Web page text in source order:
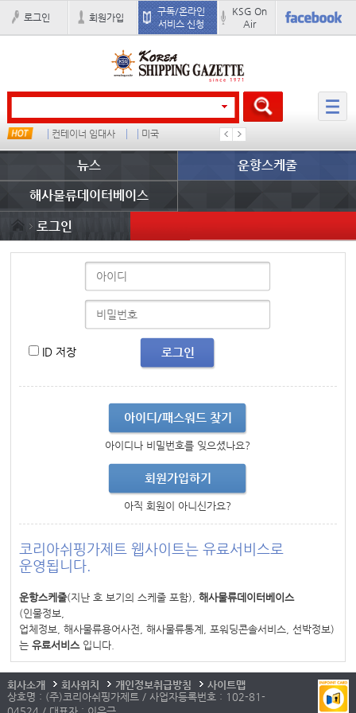
로그인 회원가입
구독/온라인
서비스 신청
KSG On
Air
컨테이너 임대사 미국 배
뉴스 운항스케줄
해사물류데이터베이스
로그인
로그인
ID 저장
아이디/패스워드 찾기
아이디나 비밀번호를 잊으셨나요?
회원가입하기
아직 회원이 아니신가요?
코리아쉬핑가제트 웹사이트는 유료서비스로
운영됩니다.
운항스케줄(지난 호 보기의 스케줄 포함),해사물류데이터베이스
(인물정보,
업체정보, 해사물류용어사전, 해사물류통계, 포워딩콘솔서비스, 선박정보)
는유료서비스입니다.
회사소개 회사위치 개인정보취급방침
사이트맵
상호명 : (주)코리아쉬핑가제트 / 사업자등록번호 : 102-81-